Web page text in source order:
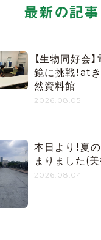
最新の記事
【生物同好会
鏡に挑戦！at
然資料館
2026.08.05
本日より！夏
まりました(
2026.08.04